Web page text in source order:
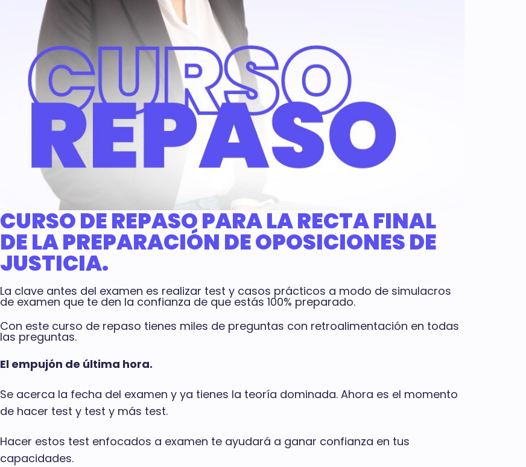
CURSO DE REPASO PARA LA RECTA FINAL
DE LA PREPARACIÓN DE OPOSICIONES DE
JUSTICIA.
La clave antes del examen es realizar test y casos prácticos a modo de simulacros
de examen que te den la confianza de que estás 100% preparado.
Con este curso de repaso tienes miles de preguntas con retroalimentación en todas
las preguntas.
El empujón de última hora.
Se acerca la fecha del examen y ya tienes la teoría dominada. Ahora es el momento
de hacer test y test y más test.
Hacer estos test enfocados a examen te ayudará a ganar confianza en tus
capacidades.